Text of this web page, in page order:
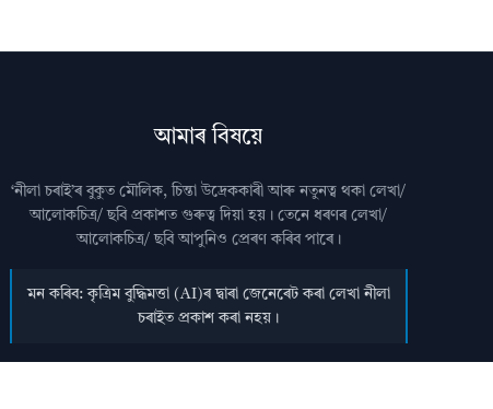
আমাৰ বিষয়ে
‘নীলা চৰাই’ৰ বুকুত মৌলিক, চিন্তা উদ্রেককাৰী আৰু নতুনত্ব থকা লেখা/
আলোকচিত্ৰ/ ছবি প্রকাশত গুৰুত্ব দিয়া হয়। তেনে ধৰণৰ লেখা/
আলোকচিত্ৰ/ ছবি আপুনিও প্রেৰণ কৰিব পাৰে।
মন কৰিব: কৃত্ৰিম বুদ্ধিমত্তা (AI)ৰ দ্বাৰা জেনেৰেট কৰা লেখা নীলা
চৰাইত প্ৰকাশ কৰা নহয়।